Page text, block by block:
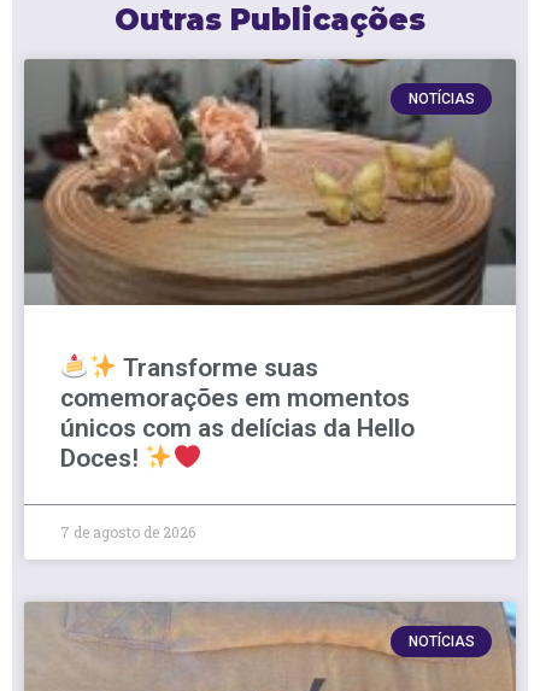
Outras Publicações
NOTÍCIAS
Transforme suas
comemorações em momentos
únicos com as delícias da Hello
Doces!
7 de agosto de 2026
NOTÍCIAS